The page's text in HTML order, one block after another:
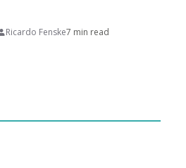
Ricardo Fenske7 min read